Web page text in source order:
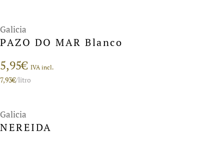
Galicia
PAZO DO MAR Blanco
5,95€ IVA incl.
7,93€/litro
Galicia
NEREIDA